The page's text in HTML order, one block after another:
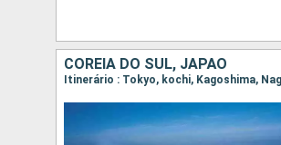
COREIA DO SUL, JAPÃO